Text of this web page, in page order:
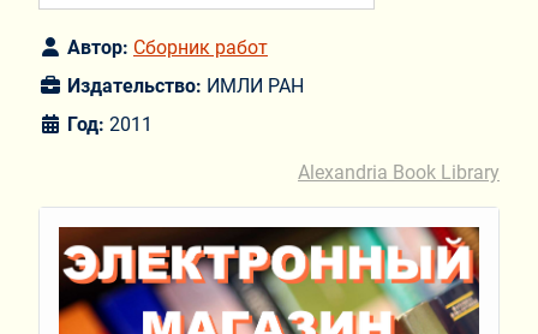
Автор: Сборник работ
Издательство: ИМЛИ РАН
Год: 2011
Alexandria Book Library